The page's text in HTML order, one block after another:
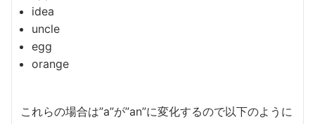
idea
uncle
egg
orange
これらの場合は”a”が”an”に変化するので以下のように